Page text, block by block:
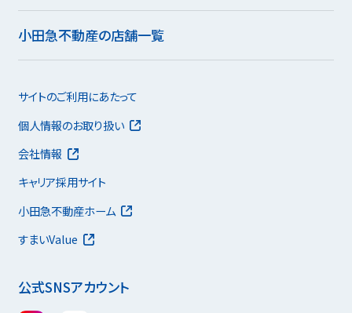
小田急不動産の店舗一覧
公式SNSアカウント
サイトのご利用にあたって
個人情報のお取り扱い
会社情報
キャリア採用サイト
小田急不動産ホーム
すまいValue